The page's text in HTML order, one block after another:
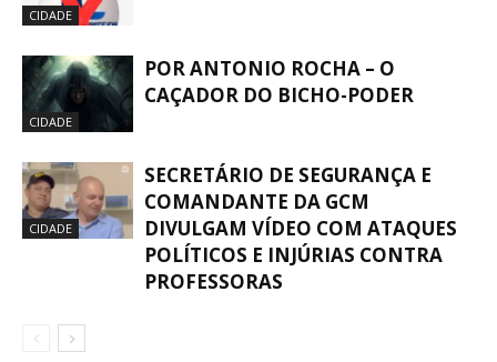
CIDADE
CIDADE
POR ANTONIO ROCHA – O
CAÇADOR DO BICHO-PODER
CIDADE
SECRETÁRIO DE SEGURANÇA E
COMANDANTE DA GCM
DIVULGAM VÍDEO COM ATAQUES
POLÍTICOS E INJÚRIAS CONTRA
PROFESSORAS